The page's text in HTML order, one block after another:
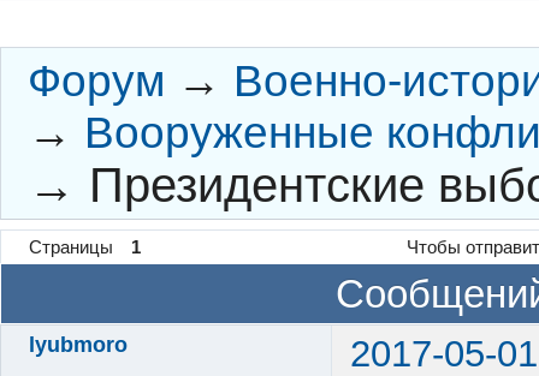
Форум → Военно-
→ Вооруженные
→ Президентские
Страницы 1 Чтобы
lyubmoro 2017-05-